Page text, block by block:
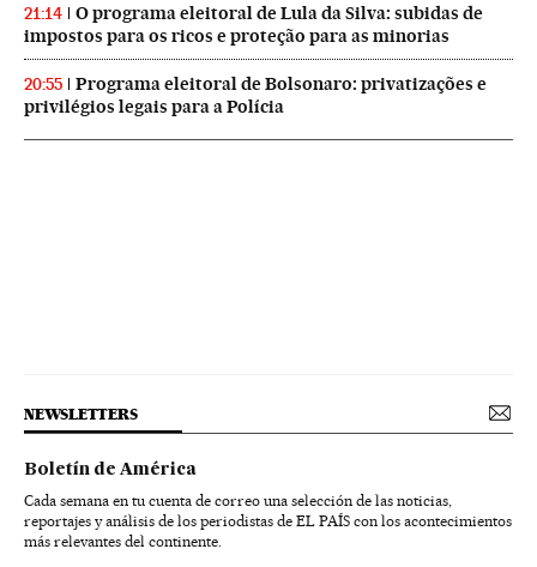
21:14
O programa eleitoral de Lula da Silva: subidas de
impostos para os ricos e proteção para as minorias
20:55
Programa eleitoral de Bolsonaro: privatizações e
privilégios legais para a Polícia
NEWSLETTERS
Boletín de América
Cada semana en tu cuenta de correo una selección de las noticias,
reportajes y análisis de los periodistas de EL PAÍS con los acontecimientos
más relevantes del continente.